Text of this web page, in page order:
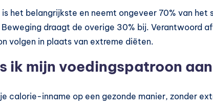
is het belangrijkste en neemt ongeveer 70% van
Beweging draagt de overige 30% bij. Verantwoord
volgen in plaats van extreme diëten.
ik mijn voedingspatroon
calorie-inname op een gezonde manier, zonder